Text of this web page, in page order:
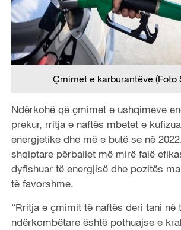
Çmimet e karburantëve (Foto
Ndërkohë që çmimet e ushqimeve
prekur, rritja e naftës mbetet e
energjetike dhe më e butë se në
shqiptare përballet më mirë falë
dyfishuar të energjisë dhe pozitës
të favorshme.
“Rritja e çmimit të naftës deri tani në
ndërkombëtare është pothuajse e